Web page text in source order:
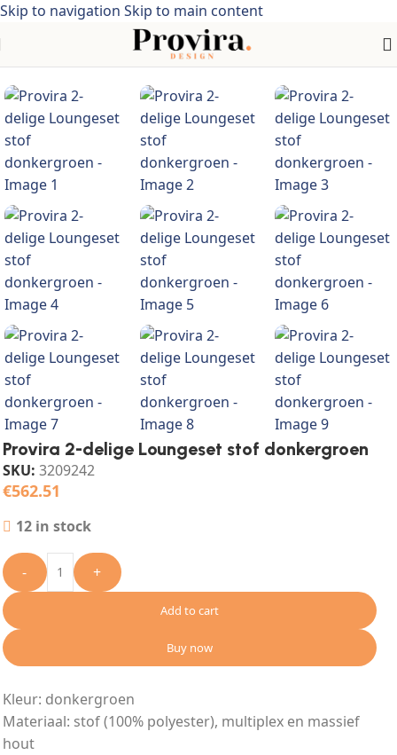
Skip to navigation Skip to main content
Banken
Provira 2-delige Loungeset stof donkergroen
SKU: 3209242
€562.51
12 in stock
- +
Add to cart
Buy now
Kleur: donkergroen
Materiaal: stof (100% polyester), multiplex en massief
hout